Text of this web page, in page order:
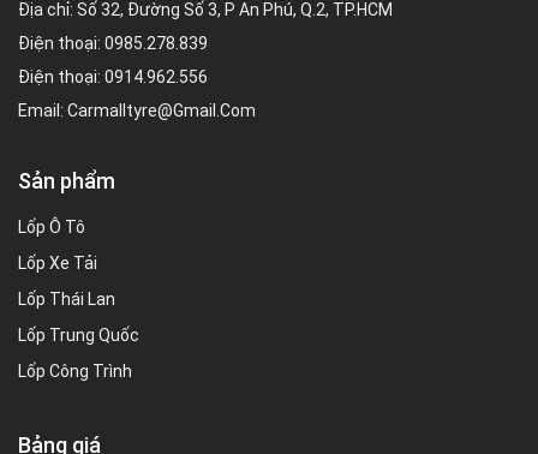
Địa chỉ: Số 32, Đường Số 3, P An Phú, Q.2, TP.HCM
Điện thoại: 0985.278.839
Điện thoại: 0914.962.556
Email: Carmalltyre@gmail.com
Sản phẩm
Lốp Ô Tô
Lốp Xe Tải
Lốp Thái Lan
Lốp Trung Quốc
Lốp Công Trình
Bảng giá